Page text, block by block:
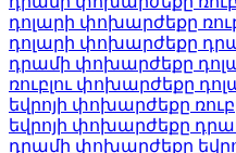
դոլարի փոխարժեքը
դոլարի փոխարժեքը
դրամի փոխարժեքը
ռուբլու փոխարժեքը
եվրոյի փոխարժեքը
եվրոյի փոխարժեքը
դրամի փոխարժեքը